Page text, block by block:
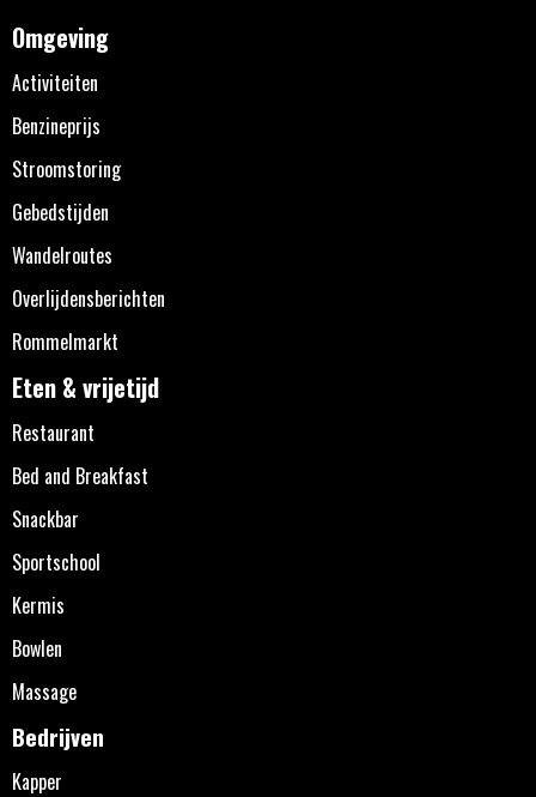
Omgeving
Activiteiten
Benzineprijs
Stroomstoring
Gebedstijden
Wandelroutes
Overlijdensberichten
Rommelmarkt
Eten & vrijetijd
Restaurant
Bed and Breakfast
Snackbar
Sportschool
Kermis
Bowlen
Massage
Bedrijven
Kapper